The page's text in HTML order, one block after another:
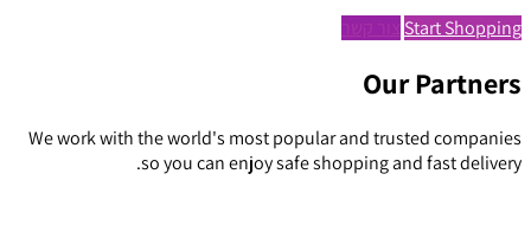
Start Shopping
Our Partners
We work with the world's most popular and trusted companies
so you can enjoy safe shopping and fast delivery.